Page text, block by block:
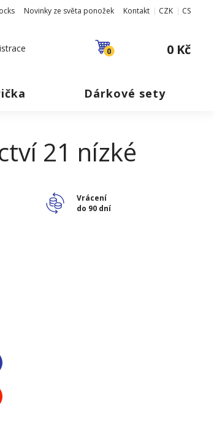
Novinky ze světa ponožek Kontakt CZK CS
0 0 Kč
Dárkové sety
21 nízké
Vrácení
do 90 dní